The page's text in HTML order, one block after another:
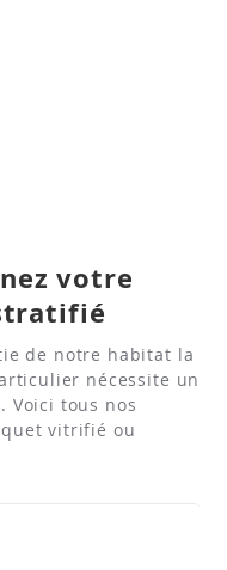
votre
de notre habitat la
nécessite un
Voici tous nos
vitrifié ou